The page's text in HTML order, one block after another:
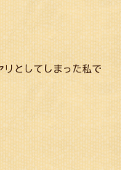
リとしてしまった私で